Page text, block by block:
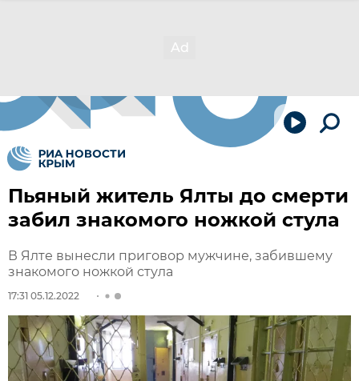
Пьяный житель Ялты до смерти
забил знакомого ножкой стула
В Ялте вынесли приговор мужчине, забившему
знакомого ножкой стула
17:31 05.12.2022